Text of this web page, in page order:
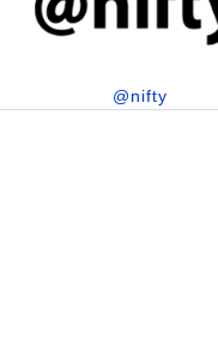
@nifty